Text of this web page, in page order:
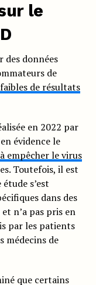
le
des données
de
de résultats
en 2022 par
évidence le
empêcher le virus
Toutefois, il est
s’est
dans des
n’a pas pris en
par les patients
médecins de
que certains